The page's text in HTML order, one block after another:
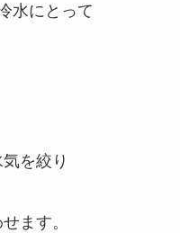
水にとって
を絞り
ます。